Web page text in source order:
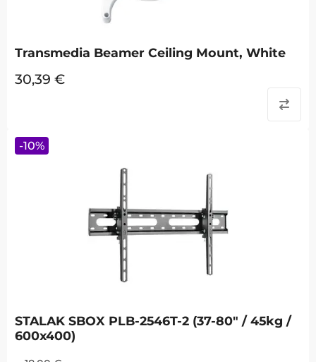
Transmedia Beamer Ceiling Mount, White
30,39 €
STALAK SBOX PLB-2546T-2 (37-80" / 45kg /
600x400)
-10%